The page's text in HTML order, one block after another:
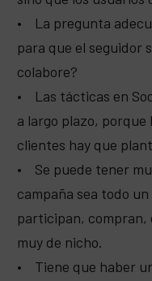
• La pregunta
para que el seguidor
colabore?
• Las tácticas en
a largo plazo, porque
clientes hay que
• Se puede tener
campaña sea todo
participan, compran,
muy de nicho.
• Tiene que haber